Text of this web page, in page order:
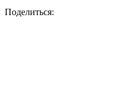
Поделиться: